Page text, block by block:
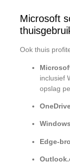
Microsoft
Ook thuis
inclusief
opslag
Edge-